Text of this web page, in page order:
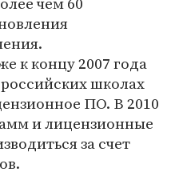
к концу 2007 года
школах
ПО. В 2010
и лицензионные
за счет